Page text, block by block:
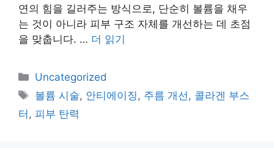
연의 힘을 길러주는 방식으로, 단순히 볼륨을 채우
는 것이 아니라 피부 구조 자체를 개선하는 데 초점
을 맞춥니다. … 더 읽기
카
테
리
Uncategorized
태
그
볼륨 시술, 안티에이징 , 주름 개선 , 콜라겐 부스
터 , 피부 탄력